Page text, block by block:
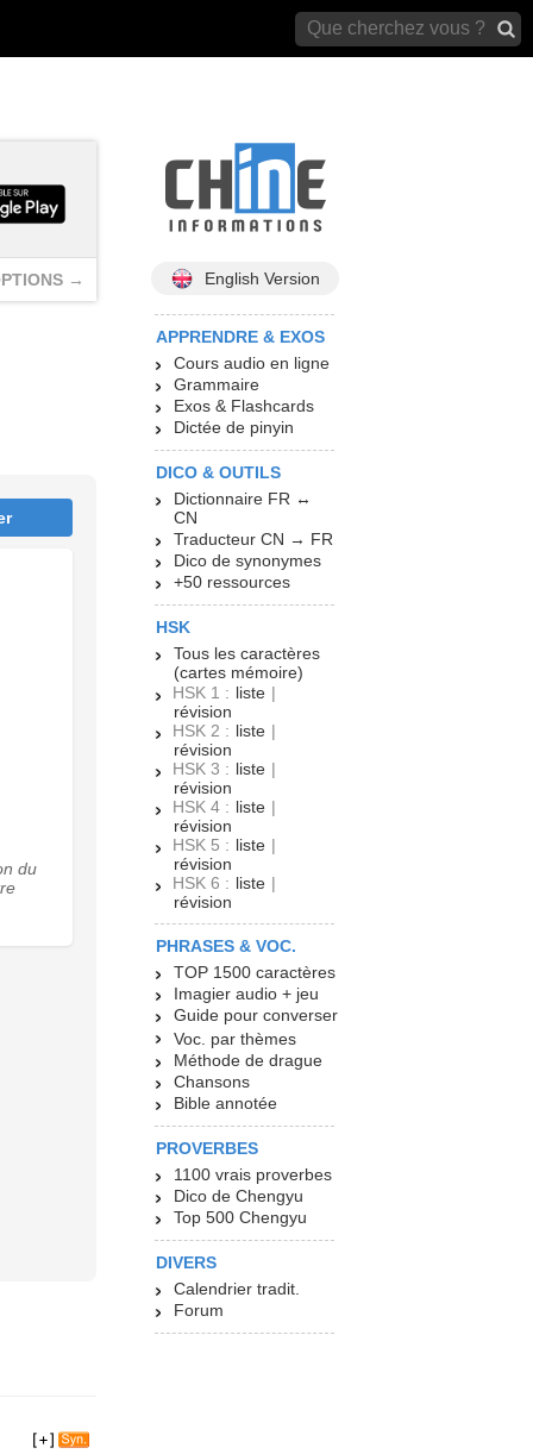
→
du
English Version
APPRENDRE & EXOS
Cours audio en ligne
Grammaire
Exos & Flashcards
Dictée de pinyin
DICO & OUTILS
Dictionnaire FR ↔
CN
Traducteur CN → FR
Dico de synonymes
+50 ressources
HSK
Tous les caractères
(cartes mémoire)
HSK 1 : liste |
révision
HSK 2 : liste |
révision
HSK 3 : liste |
révision
HSK 4 : liste |
révision
HSK 5 : liste |
révision
HSK 6 : liste |
révision
PHRASES & VOC.
TOP 1500 caractères
Imagier audio + jeu
Guide pour converser
Voc. par thèmes
Méthode de drague
Chansons
Bible annotée
PROVERBES
1100 vrais proverbes
Dico de Chengyu
Top 500 Chengyu
DIVERS
Calendrier tradit.
Forum